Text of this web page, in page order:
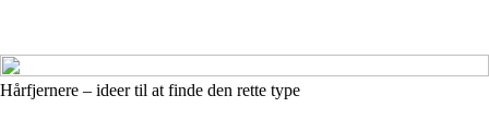
Hårfjernere – ideer til at finde den rette type